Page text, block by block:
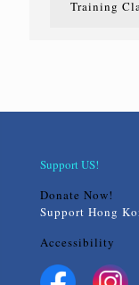
Training
Support US!
Donate Now!
Support Hong
Accessibility